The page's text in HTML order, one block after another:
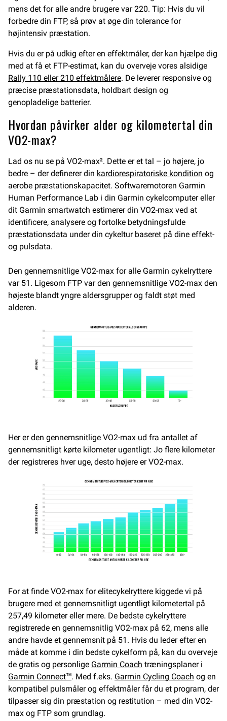
mens det for alle andre brugere var 220. Tip: Hvis du vil
forbedre din FTP, så prøv at øge din tolerance for
højintensiv præstation.
Hvis du er på udkig efter en effektmåler, der kan hjælpe dig
med at få et FTP-estimat, kan du overveje vores alsidige
Rally 110 eller 210 effektmålere. De leverer responsive og
præcise præstationsdata, holdbart design og
genopladelige batterier.
Hvordan påvirker alder og kilometertal din
VO2-max?
Lad os nu se på VO2-max². Dette er et tal – jo højere, jo
bedre – der definerer din kardiorespiratoriske kondition og
aerobe præstationskapacitet. Softwaremotoren Garmin
Human Performance Lab i din Garmin cykelcomputer eller
dit Garmin smartwatch estimerer din VO2-max ved at
identificere, analysere og fortolke betydningsfulde
præstationsdata under din cykeltur baseret på dine effekt-
og pulsdata.
Den gennemsnitlige VO2-max for alle Garmin cykelryttere
var 51. Ligesom FTP var den gennemsnitlige VO2-max den
højeste blandt yngre aldersgrupper og faldt støt med
alderen.
Her er den gennemsnitlige VO2-max ud fra antallet af
gennemsnitligt kørte kilometer ugentligt: Jo flere kilometer
der registreres hver uge, desto højere er VO2-max.
For at finde VO2-max for elitecykelryttere kiggede vi på
brugere med et gennemsnitligt ugentligt kilometertal på
257,49 kilometer eller mere. De bedste cykelryttere
registrerede en gennemsnitlig VO2-max på 62, mens alle
andre havde et gennemsnit på 51. Hvis du leder efter en
måde at komme i din bedste cykelform på, kan du overveje
de gratis og personlige Garmin Coach træningsplaner i
Garmin Connect™. Med f.eks. Garmin Cycling Coach og en
kompatibel pulsmåler og effektmåler får du et program, der
tilpasser sig din præstation og restitution – med din VO2-
max og FTP som grundlag.